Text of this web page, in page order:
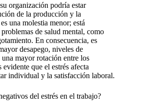
organización podría estar
de la producción y la
una molestia menor; está
de salud mental, como
En consecuencia, es
desapego, niveles de
mayor rotación entre los
que el estrés afecta
individual y la satisfacción laboral.
del estrés en el trabajo?